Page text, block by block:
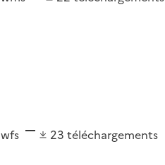
wfs 23 téléchargements